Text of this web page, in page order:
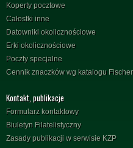
Koperty pocztowe
Całostki inne
Datowniki okolicznościowe
Erki okolicznościowe
Poczty specjalne
Cennik znaczków wg katalogu Fischer
Kontakt, publikacje
Formularz kontaktowy
Biuletyn Filatelistyczny
Zasady publikacji w serwisie KZP